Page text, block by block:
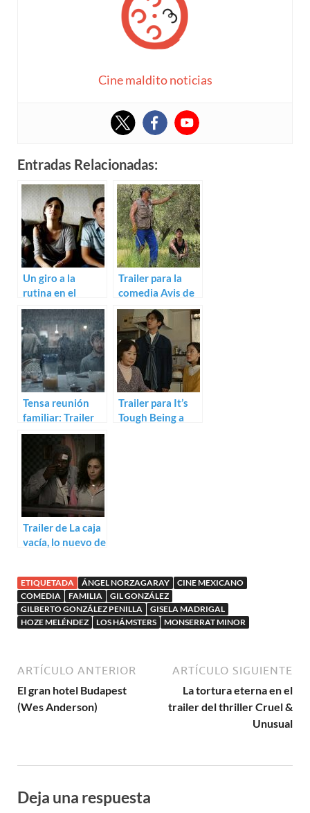
Cine maldito noticias
Entradas Relacionadas:
Un giro a la
rutina en el
trailer para
Amaneceres
oxidados
Trailer para la
comedia Avis de
Mistral de Rose
Bosch con Jean
Reno
Tensa reunión
familiar: Trailer
de Préjudice
Trailer para It’s
Tough Being a
Trailer de La caja
vacía, lo nuevo de
ETIQUETADA ÁNGEL NORZAGARAY
CINE MEXICANO
COMEDIA
FAMILIA
GIL GONZÁLEZ
GILBERTO GONZÁLEZ PENILLA
GISELA MADRIGAL
HOZE MELÉNDEZ
LOS HÁMSTERS MONSERRAT MINOR
ARTÍCULO ANTERIOR
El gran hotel Budapest
(Wes Anderson)
ARTÍCULO SIGUIENTE
La tortura eterna en el
trailer del thriller Cruel &
Unusual
Deja una respuesta